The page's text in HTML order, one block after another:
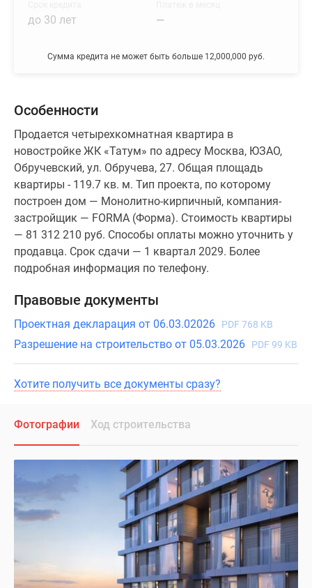
Сумма кредита не может быть больше 12,000,000 руб.
до 30 лет —
Особенности
Продается четырехкомнатная квартира в
новостройке ЖК «Татум» по адресу Москва, ЮЗАО,
Обручевский, ул. Обручева, 27. Общая площадь
квартиры - 119.7 кв. м. Тип проекта, по которому
построен дом — Монолитно-кирпичный, компания-
застройщик — FORMA (Форма). Стоимость квартиры
— 81 312 210 руб. Способы оплаты можно уточнить у
продавца. Срок сдачи — 1 квартал 2029. Более
подробная информация по телефону.
Правовые документы
Проектная декларация от 06.03.02026 PDF 768 KB
Разрешение на строительство от 05.03.2026 PDF 99 KB
Хотите получить все документы сразу?
Фотографии Ход строительства